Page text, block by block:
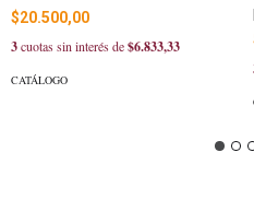
$20.500,00
3cuotas sin interés de$6.833,33
CATÁLOGO